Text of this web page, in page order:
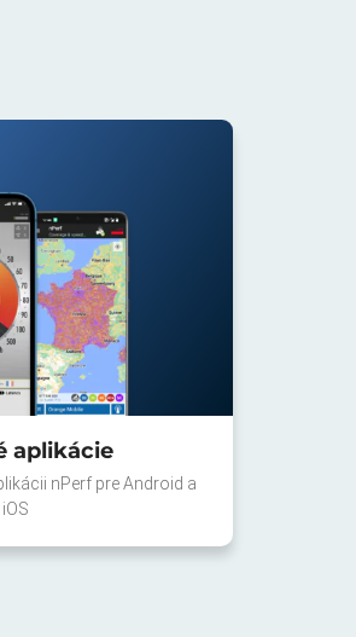
aplikácie
nPerf pre Android a
iOS